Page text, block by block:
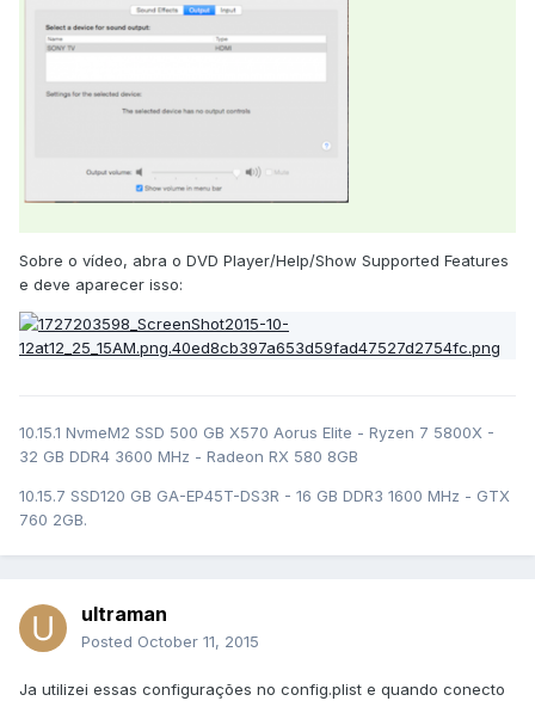
Sobre o vídeo, abra o DVD Player/Help/Show Supported Features
e deve aparecer isso:
10.15.1 NvmeM2 SSD 500 GB X570 Aorus Elite - Ryzen 7 5800X -
32 GB DDR4 3600 MHz - Radeon RX 580 8GB
10.15.7 SSD120 GB GA-EP45T-DS3R - 16 GB DDR3 1600 MHz - GTX
760 2GB.
ultraman
Posted October 11, 2015
Ja utilizei essas configurações no config.plist e quando conecto